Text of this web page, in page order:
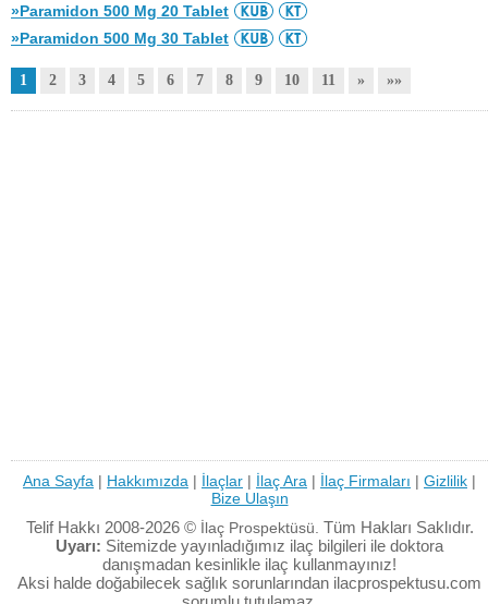
»Paramidon 500 Mg 20 Tablet
»Paramidon 500 Mg 30 Tablet
1 2 3 4 5 6 7 8 9 10 11 » »»
Ana Sayfa | Hakkımızda | İlaçlar | İlaç Ara | İlaç Firmaları | Gizlilik |
Bize Ulaşın
Telif Hakkı 2008-2026 © İlaç Prospektüsü. Tüm Hakları Saklıdır.
Uyarı: Sitemizde yayınladığımız ilaç bilgileri ile doktora
danışmadan kesinlikle ilaç kullanmayınız!
Aksi halde doğabilecek sağlık sorunlarından ilacprospektusu.com